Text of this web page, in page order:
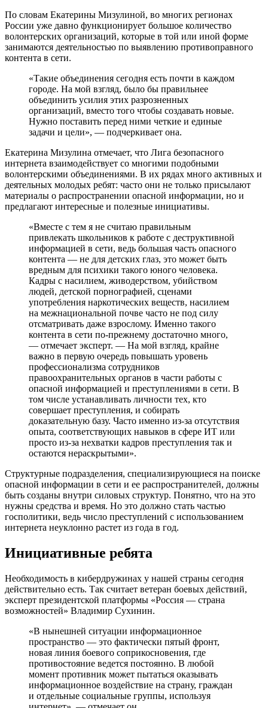
По словам Екатерины Мизулиной, во многих регионах
России уже давно функционирует большое количество
волонтерских организаций, которые в той или иной форме
занимаются деятельностью по выявлению противоправного
контента в сети.
«Такие объединения сегодня есть почти в каждом
городе. На мой взгляд, было бы правильнее
объединить усилия этих разрозненных
организаций, вместо того чтобы создавать новые.
Нужно поставить перед ними четкие и единые
задачи и цели», — подчеркивает она.
Екатерина Мизулина отмечает, что Лига безопасного
интернета взаимодействует со многими подобными
волонтерскими объединениями. В их рядах много активных и
деятельных молодых ребят: часто они не только присылают
материалы о распространении опасной информации, но и
предлагают интересные и полезные инициативы.
«Вместе с тем я не считаю правильным
привлекать школьников к работе с деструктивной
информацией в сети, ведь большая часть опасного
контента — не для детских глаз, это может быть
вредным для психики такого юного человека.
Кадры с насилием, живодерством, убийством
людей, детской порнографией, сценами
употребления наркотических веществ, насилием
на межнациональной почве часто не под силу
отсматривать даже взрослому. Именно такого
контента в сети по-прежнему достаточно много,
— отмечает эксперт. — На мой взгляд, крайне
важно в первую очередь повышать уровень
профессионализма сотрудников
правоохранительных органов в части работы с
опасной информацией и преступлениями в сети. В
том числе устанавливать личности тех, кто
совершает преступления, и собирать
доказательную базу. Часто именно из-за отсутствия
опыта, соответствующих навыков в сфере ИT или
просто из-за нехватки кадров преступления так и
остаются нераскрытыми».
Структурные подразделения, специализирующиеся на поиске
опасной информации в сети и ее распространителей, должны
быть созданы внутри силовых структур. Понятно, что на это
нужны средства и время. Но это должно стать частью
госполитики, ведь число преступлений с использованием
интернета неуклонно растет из года в год.
Инициативные ребята
Необходимость в кибердружинах у нашей страны сегодня
действительно есть. Так считает ветеран боевых действий,
эксперт президентской платформы «Россия — страна
возможностей» Владимир Сухинин.
«В нынешней ситуации информационное
пространство — это фактически пятый фронт,
новая линия боевого соприкосновения, где
противостояние ведется постоянно. В любой
момент противник может пытаться оказывать
информационное воздействие на страну, граждан
и отдельные социальные группы, используя